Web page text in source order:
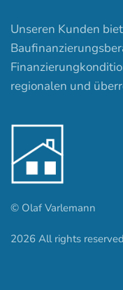
Unseren Kunden
regionalen und
© Olaf Varlemann
2026 All rights